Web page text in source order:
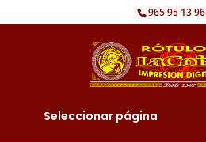
965 95 13 96
Seleccionar página